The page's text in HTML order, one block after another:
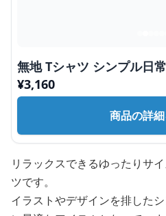
無地 Tシャツ シンプル日
¥3,160
商品の詳
リラックスできるゆったりサ
ツです。
イラストやデザインを排した